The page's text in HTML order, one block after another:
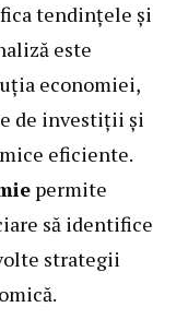
tendințele și
este
economiei,
de investiții și
eficiente.
permite
să identifice
strategii